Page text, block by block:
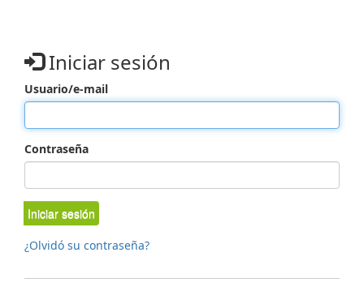
Iniciar sesión
Usuario/e-mail
Contraseña
Iniciar sesión
¿Olvidó su contraseña?